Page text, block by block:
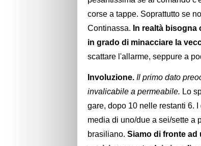
corse a tappe. Soprattutto se
Continassa. In realtà
in grado di minacciare la
scattare l'allarme, seppure a
Involuzione. Il primo dato
invalicabile a permeabile. Lo
gare, dopo 10 nelle restanti 6.
media di uno/due a sei/sette a
brasiliano. Siamo di fronte ad